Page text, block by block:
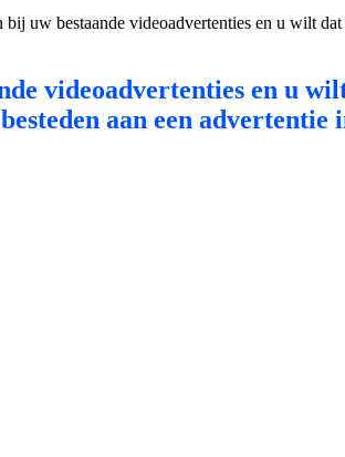
uw bestaande videoadvertenties en u wilt
videoadvertenties en u
aan een advertentie